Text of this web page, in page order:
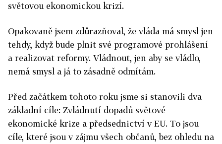
světovou ekonomickou krizí.
Opakovaně jsem zdůrazňoval, že vláda má smysl jen
tehdy, když bude plnit své programové prohlášení
a realizovat reformy. Vládnout, jen aby se vládlo,
nemá smysl a já to zásadně odmítám.
Před začátkem tohoto roku jsme si stanovili dva
základní cíle: Zvládnutí dopadů světové
ekonomické krize a předsednictví v EU. To jsou
cíle, které jsou v zájmu všech občanů, bez ohledu na